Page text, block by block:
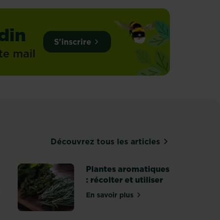
mail
S'inscrire
Découvrez tous les articles
meilleures amies du maintien de la santé
Plantes aromatiques
: récolter et utiliser
En savoir plussur Plantes aromatiques :